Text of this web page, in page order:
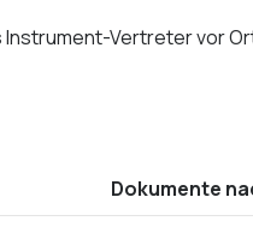
Instrument-Vertreter vor
Dokumente